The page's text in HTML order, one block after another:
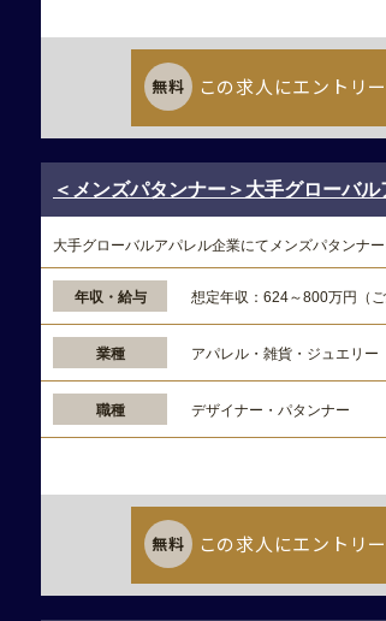
この求人にエントリ
＜メンズパタンナー＞大手グローバ
大手グローバルアパレル企業にてメンズパタンナー
年収・給与 想定年収：624～800万円（
業種 アパレル・雑貨・ジュエリー
職種 デザイナー・パタンナー
この求人にエントリ